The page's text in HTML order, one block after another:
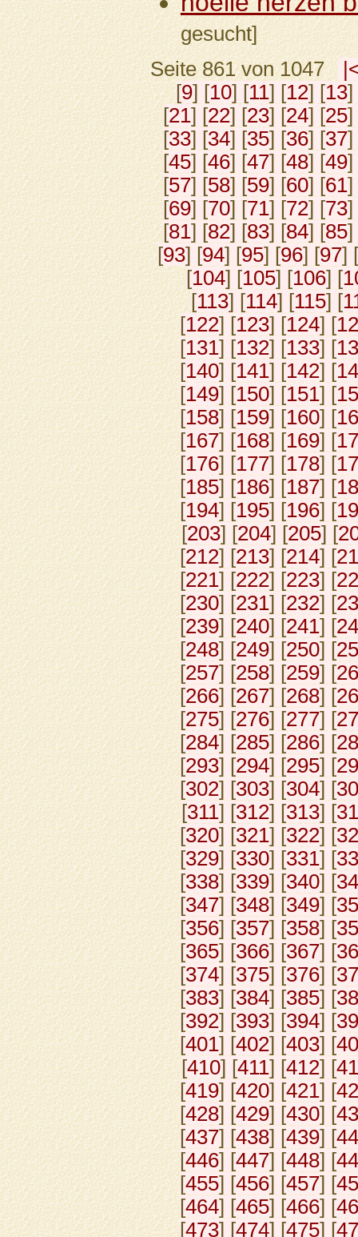
gesucht]
Seite 861 von 1047
[9] [10] [11] [12] [13]
[21] [22] [23] [24] [25]
[33] [34] [35] [36] [37]
[45] [46] [47] [48] [49]
[57] [58] [59] [60] [61]
[69] [70] [71] [72] [73]
[81] [82] [83] [84] [85]
[93] [94] [95] [96] [97] [
[104] [105] [106] [
[113] [114] [115] [
[122] [123] [124] [
[131] [132] [133] [
[140] [141] [142] [
[149] [150] [151] [
[158] [159] [160] [
[167] [168] [169] [
[176] [177] [178] [
[185] [186] [187] [
[194] [195] [196] [
[203] [204] [205] [
[212] [213] [214] [
[221] [222] [223] [
[230] [231] [232] [
[239] [240] [241] [
[248] [249] [250] [
[257] [258] [259] [
[266] [267] [268] [
[275] [276] [277] [
[284] [285] [286] [
[293] [294] [295] [
[302] [303] [304] [
[311] [312] [313] [
[320] [321] [322] [
[329] [330] [331] [
[338] [339] [340] [
[347] [348] [349] [
[356] [357] [358] [
[365] [366] [367] [
[374] [375] [376] [
[383] [384] [385] [
[392] [393] [394] [
[401] [402] [403] [
[410] [411] [412] [
[419] [420] [421] [
[428] [429] [430] [
[437] [438] [439] [
[446] [447] [448] [
[455] [456] [457] [
[464] [465] [466] [
[473] [474] [475] [